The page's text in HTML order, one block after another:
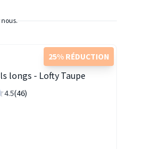
25% RÉDUCTION
longs - Lofty Taupe
4.5(46)